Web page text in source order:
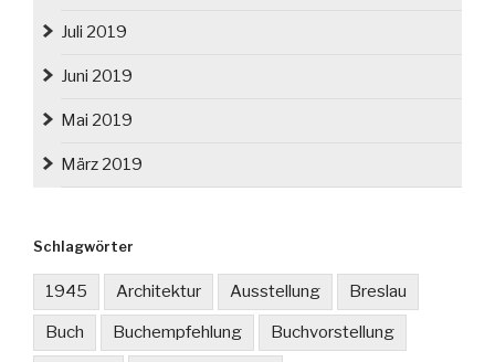
Juli 2019
Juni 2019
Mai 2019
März 2019
Schlagwörter
1945 Architektur Ausstellung Breslau
Buch Buchempfehlung Buchvorstellung